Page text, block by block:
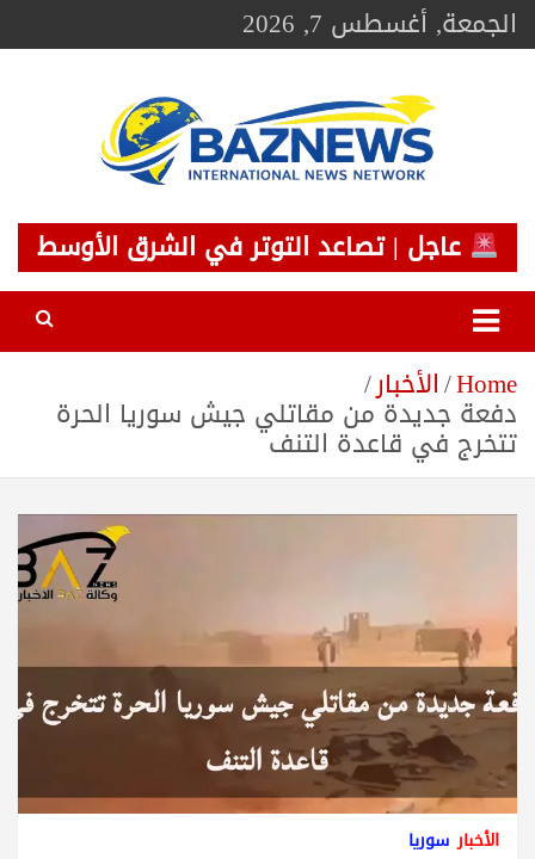
Skip
toالجمعة, أغسطس 7, 2026
BAZNEWS
شبكة باز الإخبارية
عاجل | تصاعد التوتر في الشرق الأوسط
Home الأخبار
دفعة جديدة من مقاتلي جيش سوريا الحرة
تتخرج في قاعدة التنف
الأخبار سوريا